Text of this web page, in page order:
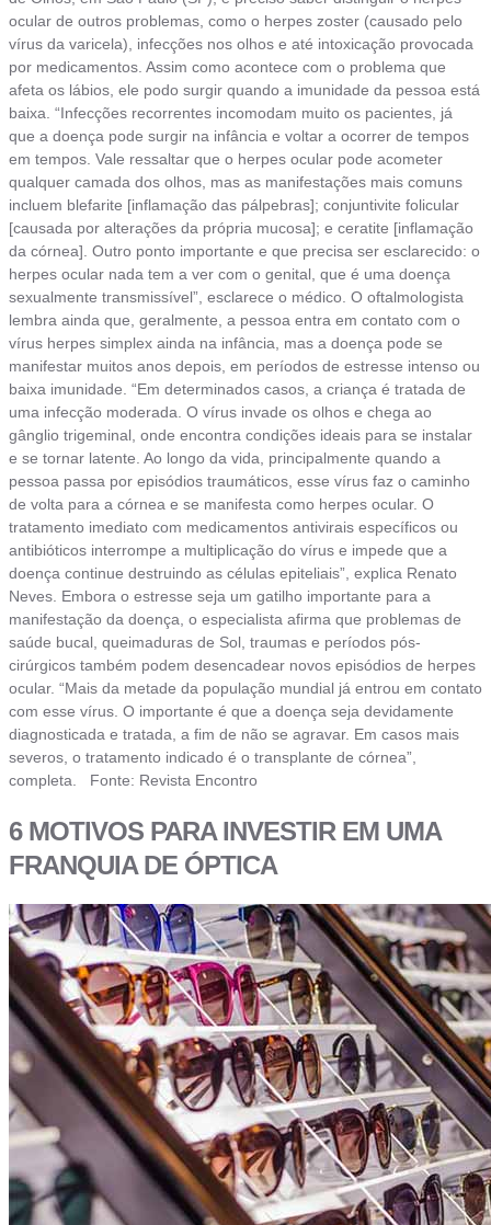
ocular de outros problemas, como o herpes zoster (causado pelo
vírus da varicela), infecções nos olhos e até intoxicação provocada
por medicamentos. Assim como acontece com o problema que
afeta os lábios, ele podo surgir quando a imunidade da pessoa está
baixa. “Infecções recorrentes incomodam muito os pacientes, já
que a doença pode surgir na infância e voltar a ocorrer de tempos
em tempos. Vale ressaltar que o herpes ocular pode acometer
qualquer camada dos olhos, mas as manifestações mais comuns
incluem blefarite [inflamação das pálpebras]; conjuntivite folicular
[causada por alterações da própria mucosa]; e ceratite [inflamação
da córnea]. Outro ponto importante e que precisa ser esclarecido: o
herpes ocular nada tem a ver com o genital, que é uma doença
sexualmente transmissível”, esclarece o médico. O oftalmologista
lembra ainda que, geralmente, a pessoa entra em contato com o
vírus herpes simplex ainda na infância, mas a doença pode se
manifestar muitos anos depois, em períodos de estresse intenso ou
baixa imunidade. “Em determinados casos, a criança é tratada de
uma infecção moderada. O vírus invade os olhos e chega ao
gânglio trigeminal, onde encontra condições ideais para se instalar
e se tornar latente. Ao longo da vida, principalmente quando a
pessoa passa por episódios traumáticos, esse vírus faz o caminho
de volta para a córnea e se manifesta como herpes ocular. O
tratamento imediato com medicamentos antivirais específicos ou
antibióticos interrompe a multiplicação do vírus e impede que a
doença continue destruindo as células epiteliais”, explica Renato
Neves. Embora o estresse seja um gatilho importante para a
manifestação da doença, o especialista afirma que problemas de
saúde bucal, queimaduras de Sol, traumas e períodos pós-
cirúrgicos também podem desencadear novos episódios de herpes
ocular. “Mais da metade da população mundial já entrou em contato
com esse vírus. O importante é que a doença seja devidamente
diagnosticada e tratada, a fim de não se agravar. Em casos mais
severos, o tratamento indicado é o transplante de córnea”,
completa. Fonte: Revista Encontro
6 MOTIVOS PARA INVESTIR EM UMA
FRANQUIA DE ÓPTICA